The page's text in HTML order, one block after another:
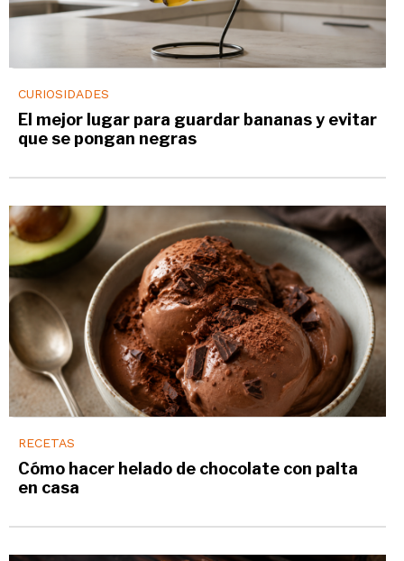
CURIOSIDADES
El mejor lugar para guardar bananas y evitar
que se pongan negras
RECETAS
Cómo hacer helado de chocolate con palta
en casa